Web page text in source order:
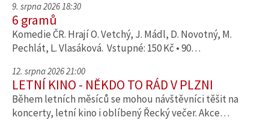
9. srpna 2026 18:30
6 gramů
Komedie ČR. Hrají O. Vetchý, J. Mádl, D. Novotný, M.
Pechlát, L. Vlasáková. Vstupné: 150 Kč • 90…
12. srpna 2026 21:00
LETNÍ KINO - NĚKDO TO RÁD V PLZNI
Během letních měsíců se mohou návštěvníci těšit na
koncerty, letní kino i oblíbený Řecký večer. Akce…